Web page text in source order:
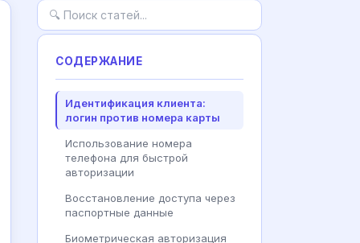
СОДЕРЖАНИЕ
Идентификация клиента:
логин против номера карты
Использование номера
телефона для быстрой
авторизации
Восстановление доступа через
паспортные данные
Биометрическая авторизация